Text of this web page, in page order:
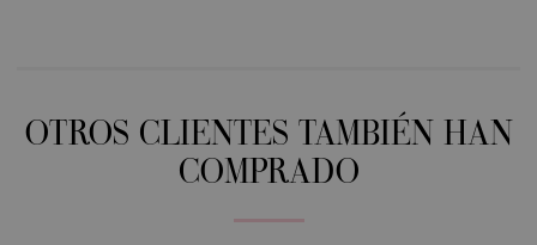
OTROS CLIENTES TAMBIÉN HAN
COMPRADO